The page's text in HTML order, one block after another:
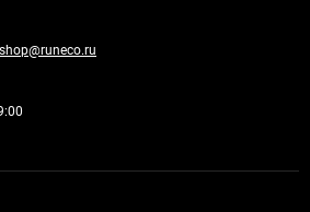
shop@runeco.ru